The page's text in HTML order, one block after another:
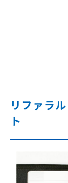
リファラ
ト